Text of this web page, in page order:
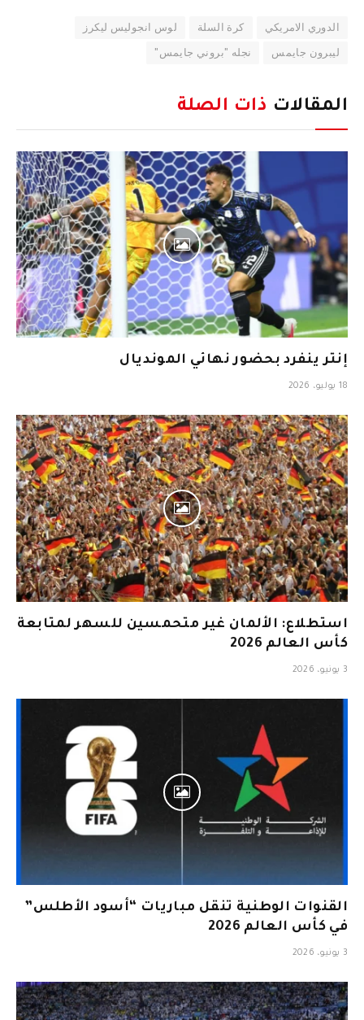
الدوري الامريكي كرة السلة ​لوس انجوليس ليكرز
ليبرون جايمس نجله "بروني جايمس"
المقالات ذات الصلة
إنتر ينفرد بحضور نهائي المونديال
18 يوليو، 2026
استطلاع: الألمان غير متحمسين للسهر لمتابعة
كأس العالم 2026
3 يونيو، 2026
القنوات الوطنية تنقل مباريات “أسود الأطلس”
في كأس العالم 2026
3 يونيو، 2026